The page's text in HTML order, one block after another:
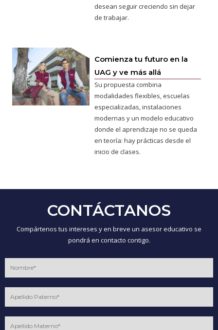
desean seguir creciendo sin dejar
de trabajar.
Comienza tu futuro en la
UAG y ve más allá
Su propuesta combina
modalidades flexibles, escuelas
especializadas, instalaciones
modernas y un modelo educativo
donde el aprendizaje no se queda
en teoría: hay prácticas desde el
inicio de clases.
CONTÁCTANOS
Compártenos tus intereses y en breve un asesor educativo se
pondrá en contacto contigo.